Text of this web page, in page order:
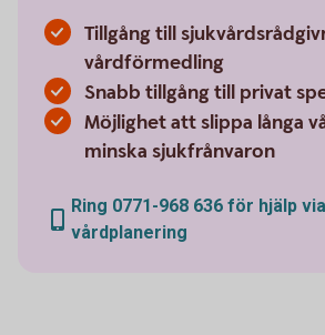
Tillgång till
vårdförmedling
Snabb tillgång till privat
Möjlighet att slippa långa
minska sjukfrånvaron
Ring 0771-968 636 för hjälp
vårdplanering